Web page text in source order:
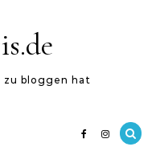
zu bloggen hat